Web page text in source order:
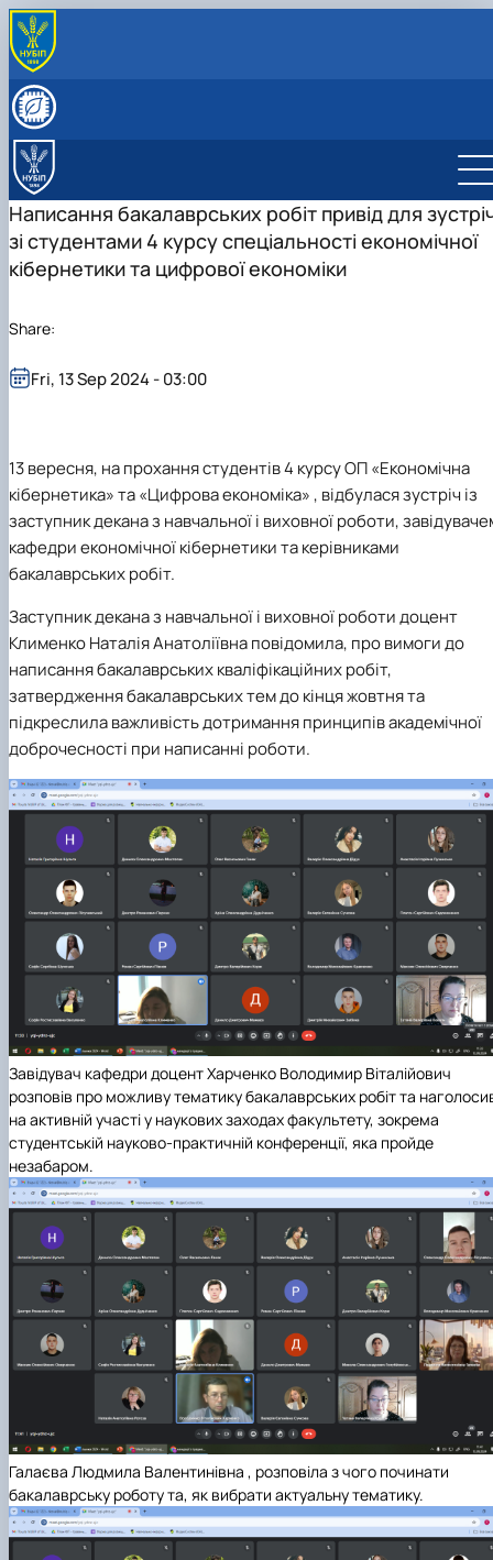
ПРО КАФЕДРУ
«Хто є хто» з кібернетиків в НУБіП України
Освітні програми
Освітні програми
Обговорення освітніх програм
НАУКОВА ДІЯЛЬНІСТЬ
Гурток Кібертонус
Аспірантура
Наукова робота студентів
МІЖНАРОДНА ДІЯЛЬНІСТЬ
НАШІ ОСВІТНІ ПРОГРАМИ
Освітня програма "Економічна кібернетика"
Освітня програма "Цифрова економіка"
АБІТУРІЄНТУ
Абітурієнту
Написання бакалаврських робіт привід для
зі студентами 4 курсу спеціальності економічної
кібернетики та цифрової економіки
13 вересня, на прохання студентів 4 курсу ОП «Економічна
кібернетика» та «Цифрова економіка» , відбулася зустріч із
заступник декана з навчальної і виховної роботи,
кафедри економічної кібернетики та керівниками
бакалаврських робіт.
Заступник декана з навчальної і виховної роботи доцент
Клименко Наталія Анатоліївна повідомила, про вимоги до
написання бакалаврських кваліфікаційних робіт,
затвердження бакалаврських тем до кінця жовтня та
підкреслила важливість дотримання принципів академічної
доброчесності при написанні роботи.
Завідувач кафедри доцент Харченко Володимир Віталійович
розповів про можливу тематику бакалаврських робіт та
на активній участі у наукових заходах факультету, зокрема
студентській науково-практичній конференції, яка пройде
незабаром.
Галаєва Людмила Валентинівна , розповіла з чого починати
бакалаврську роботу та, як вибрати актуальну тематику.
Fri, 13 Sep 2024 - 03:00
Share: